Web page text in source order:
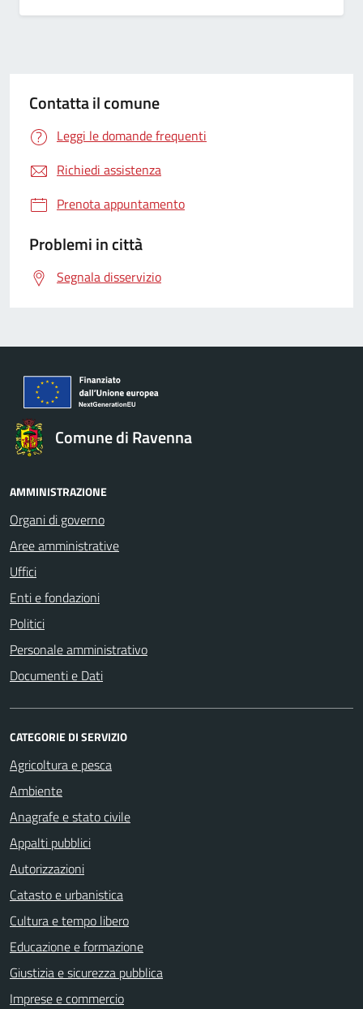
Contatta il comune
Leggi le domande frequenti
Richiedi assistenza
Prenota appuntamento
Problemi in città
Segnala disservizio
Comune di Ravenna
AMMINISTRAZIONE
Organi di governo
Aree amministrative
Uffici
Enti e fondazioni
Politici
Personale amministrativo
Documenti e Dati
CATEGORIE DI SERVIZIO
Agricoltura e pesca
Ambiente
Anagrafe e stato civile
Appalti pubblici
Autorizzazioni
Catasto e urbanistica
Cultura e tempo libero
Educazione e formazione
Giustizia e sicurezza pubblica
Imprese e commercio